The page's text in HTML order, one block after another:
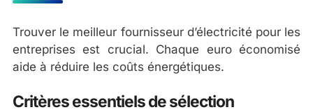
Trouver le meilleur fournisseur d’électricité pour les
entreprises est crucial. Chaque euro économisé
aide à réduire les coûts énergétiques.
Critères essentiels de sélection